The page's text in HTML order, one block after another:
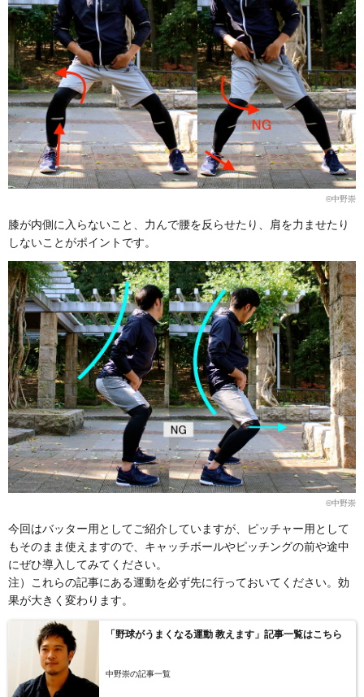
©︎中野崇
膝が内側に入らないこと、力んで腰を反らせたり、肩を力ませたり
しないことがポイントです。
©︎中野崇
今回はバッター用としてご紹介していますが、ピッチャー用として
もそのまま使えますので、キャッチボールやピッチングの前や途中
にぜひ導入してみてください。
注）これらの記事にある運動を必ず先に行っておいてください。効
果が大きく変わります。
「野球がうまくなる運動 教えます」記事一覧はこちら
中野崇の記事一覧